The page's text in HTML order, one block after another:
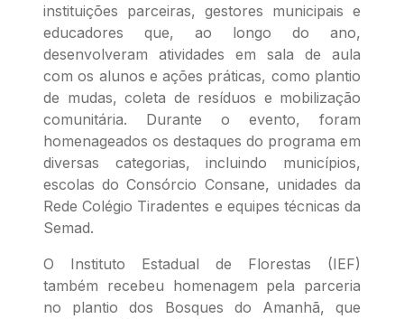
instituições parceiras, gestores municipais e
educadores que, ao longo do ano,
desenvolveram atividades em sala de aula
com os alunos e ações práticas, como plantio
de mudas, coleta de resíduos e mobilização
comunitária. Durante o evento, foram
homenageados os destaques do programa em
diversas categorias, incluindo municípios,
escolas do Consórcio Consane, unidades da
Rede Colégio Tiradentes e equipes técnicas da
Semad.
O Instituto Estadual de Florestas (IEF)
também recebeu homenagem pela parceria
no plantio dos Bosques do Amanhã, que